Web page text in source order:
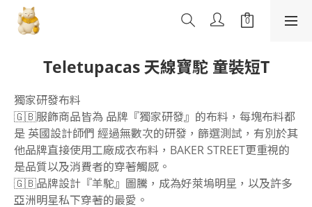
Teletupacas 天線寶駝 童裝短T
獨家研發布料
🇬🇧服飾商品皆為 品牌『獨家研發』的布料，每塊布料都
是 英國設計師們 經過無數次的研發，篩選測試，有別於其
他品牌直接使用工廠成衣布料，BAKER STREET更重視的
是品質以及消費者的穿著觸感。
🇬🇧品牌設計『羊駝』圖騰，成為好萊塢明星，以及許多
亞洲明星私下穿著的最愛。